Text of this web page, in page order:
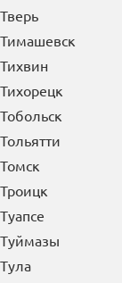
Тверь
Тимашевск
Тихвин
Тихорецк
Тобольск
Тольятти
Томск
Троицк
Туапсе
Туймазы
Тула